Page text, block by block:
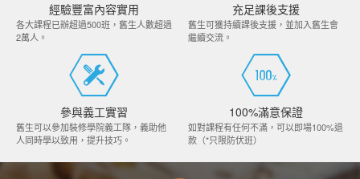
經驗豐富內容實用
各大課程已辦超過500班，舊生人數超過
2萬人。
充足課後支援
舊生可獲持續課後支援，並加入舊生會
繼續交流。
參與義工實習
舊生可以參加裝修學院義工隊，義助他
人同時學以致用，提升技巧。
100%滿意保證
如對課程有任何不滿，可以即場100%退
款（*只限防伏班）